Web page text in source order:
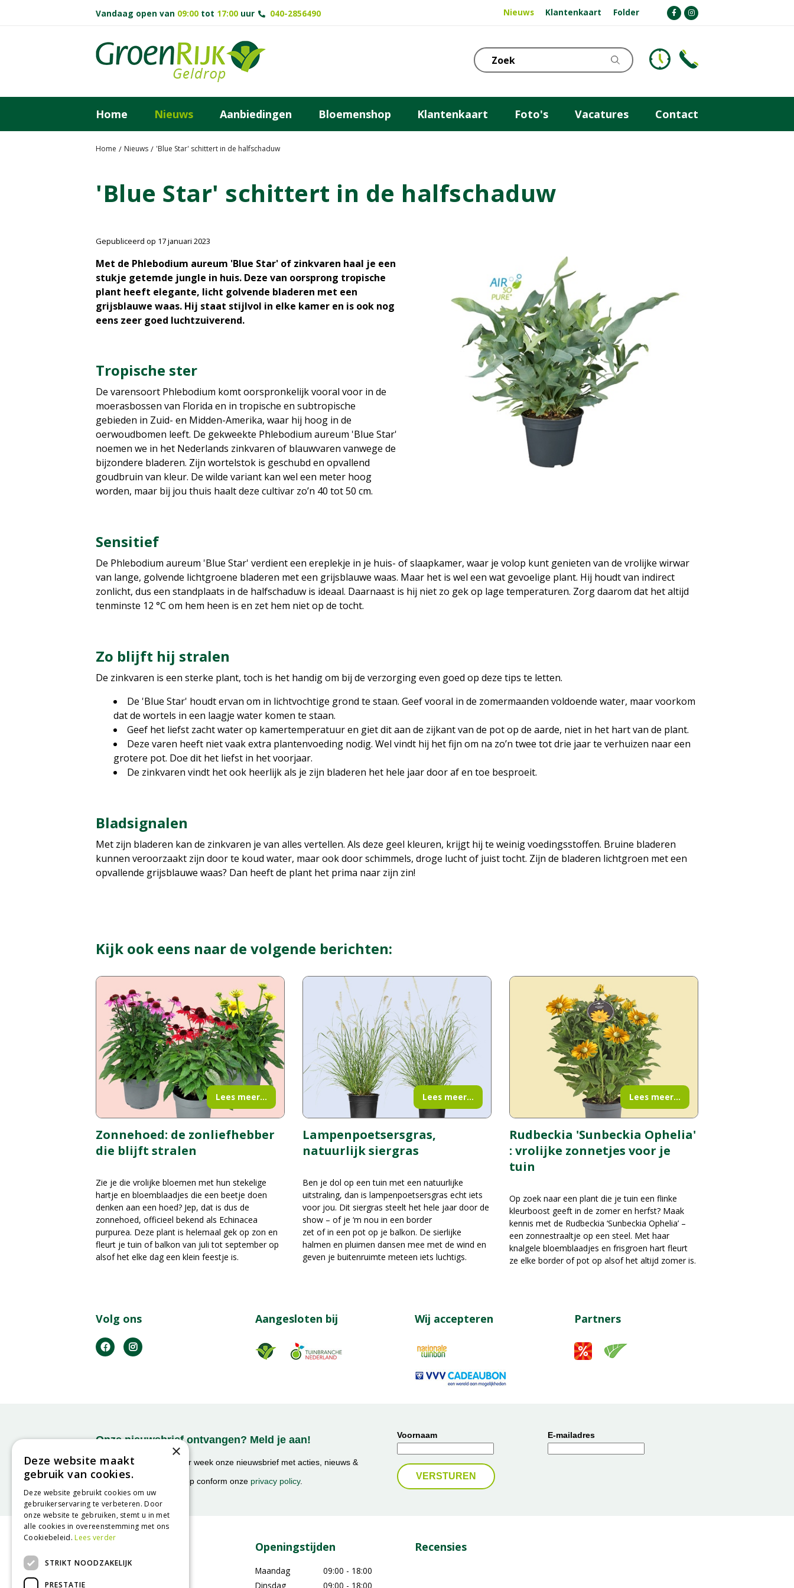
t
Home Nieuws 'Blue Star' schittert in de halfschaduw
Vandaag open van 09:00 tot 17:00 uur 040-2856490 Nieuws Klantenkaart Folder
Home Nieuws Aanbiedingen Bloemenshop Klantenkaart Foto's Vacatures Contact
'Blue Star' schittert in de halfschaduw
Gepubliceerd op 17 januari 2023
Met de Phlebodium aureum 'Blue Star' of zinkvaren haal je een
stukje getemde jungle in huis. Deze van oorsprong tropische
plant heeft elegante, licht golvende bladeren met een
grijsblauwe waas. Hij staat stijlvol in elke kamer en is ook nog
eens zeer goed luchtzuiverend.
Tropische ster
De varensoort Phlebodium komt oorspronkelijk vooral voor in de
moerasbossen van Florida en in tropische en subtropische
gebieden in Zuid- en Midden-Amerika, waar hij hoog in de
oerwoudbomen leeft. De gekweekte Phlebodium aureum 'Blue Star'
noemen we in het Nederlands zinkvaren of blauwvaren vanwege de
bijzondere bladeren. Zijn wortelstok is geschubd en opvallend
goudbruin van kleur. De wilde variant kan wel een meter hoog
worden, maar bij jou thuis haalt deze cultivar zo’n 40 tot 50 cm.
Sensitief
De Phlebodium aureum 'Blue Star' verdient een ereplekje in je huis- of slaapkamer, waar je volop kunt genieten van de vrolijke wirwar
van lange, golvende lichtgroene bladeren met een grijsblauwe waas. Maar het is wel een wat gevoelige plant. Hij houdt van indirect
zonlicht, dus een standplaats in de halfschaduw is ideaal. Daarnaast is hij niet zo gek op lage temperaturen. Zorg daarom dat het altijd
tenminste 12 °C om hem heen is en zet hem niet op de tocht.
Zo blijft hij stralen
De zinkvaren is een sterke plant, toch is het handig om bij de verzorging even goed op deze tips te letten.
De 'Blue Star' houdt ervan om in lichtvochtige grond te staan. Geef vooral in de zomermaanden voldoende water, maar voorkom
dat de wortels in een laagje water komen te staan.
Geef het liefst zacht water op kamertemperatuur en giet dit aan de zijkant van de pot op de aarde, niet in het hart van de plant.
Deze varen heeft niet vaak extra plantenvoeding nodig. Wel vindt hij het fijn om na zo’n twee tot drie jaar te verhuizen naar een
grotere pot. Doe dit het liefst in het voorjaar.
De zinkvaren vindt het ook heerlijk als je zijn bladeren het hele jaar door af en toe besproeit.
Bladsignalen
Met zijn bladeren kan de zinkvaren je van alles vertellen. Als deze geel kleuren, krijgt hij te weinig voedingsstoffen. Bruine bladeren
kunnen veroorzaakt zijn door te koud water, maar ook door schimmels, droge lucht of juist tocht. Zijn de bladeren lichtgroen met een
opvallende grijsblauwe waas? Dan heeft de plant het prima naar zijn zin!
Kijk ook eens naar de volgende berichten:
Zonnehoed: de zonliefhebber
die blijft stralen
Zie je die vrolijke bloemen met hun stekelige
hartje en bloemblaadjes die een beetje doen
denken aan een hoed? Jep, dat is dus de
zonnehoed, officieel bekend als Echinacea
purpurea. Deze plant is helemaal gek op zon en
fleurt je tuin of balkon van juli tot september op
alsof het elke dag een klein feestje is.
Lees meer...
Lampenpoetsersgras,
natuurlijk siergras
Ben je dol op een tuin met een natuurlijke
uitstraling, dan is lampenpoetsersgras echt iets
voor jou. Dit siergras steelt het hele jaar door de
show – of je ‘m nou in een border
zet of in een pot op je balkon. De sierlijke
halmen en pluimen dansen mee met de wind en
geven je buitenruimte meteen iets luchtigs.
Lees meer...
Rudbeckia 'Sunbeckia Ophelia'
: vrolijke zonnetjes voor je
tuin
Op zoek naar een plant die je tuin een flinke
kleurboost geeft in de zomer en herfst? Maak
kennis met de Rudbeckia ‘Sunbeckia Ophelia’ –
een zonnestraaltje op een steel. Met haar
knalgele bloemblaadjes en frisgroen hart fleurt
ze elke border of pot op alsof het altijd zomer is.
Lees meer...
Volg ons Aangesloten bij Wij accepteren Partners
Onze nieuwsbrief ontvangen? Meld je aan!
Ontvang ongeveer 1x per week onze nieuwsbrief met acties, nieuws &
activiteiten!
We slaan uw gegevens op conform onze privacy policy.
Voornaam E-mailadres
GroenRijk Geldrop
Openingstijden
Maandag
09:00 - 18:00
Dinsdag
09:00 - 18:00
Recensies
×
Deze website maakt
gebruik van cookies.
Deze website gebruikt cookies om uw
gebruikerservaring te verbeteren. Door
onze website te gebruiken, stemt u in met
alle cookies in overeenstemming met ons
Cookiebeleid.Lees verder
STRIKT NOODZAKELIJK
PRESTATIE